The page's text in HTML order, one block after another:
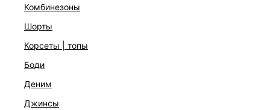
комбинезоны
шорты
корсеты | топы
боди
деним
джинсы